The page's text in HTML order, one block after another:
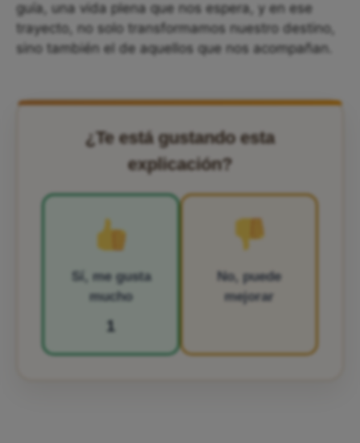
guía, una vida plena que nos espera, y en ese
trayecto, no solo transformamos nuestro destino,
sino también el de aquellos que nos acompañan.
¿Te está gustando esta
explicación?
Sí, me gusta
mucho
1
No, puede
mejorar